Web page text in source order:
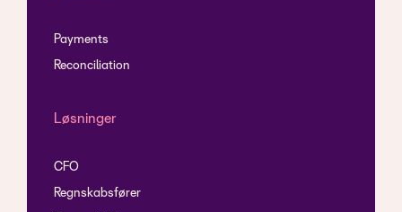
Payments
Reconciliation
Løsninger
CFO
Regnskabsfører